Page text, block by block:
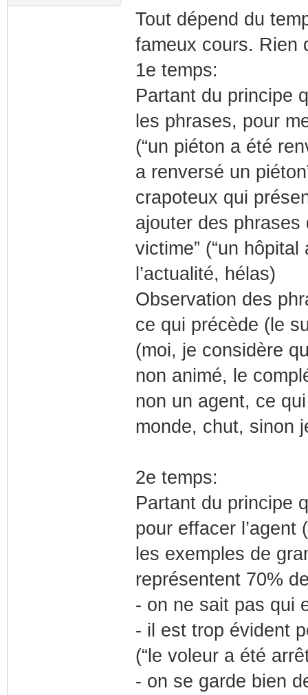
Tout dépend du
fameux cours. Rien
1e temps:
Partant du principe
les phrases, pour
(“un piéton a été
a renversé un
crapoteux qui
ajouter des phrases
victime” (“un
l’actualité, hélas)
Observation des
ce qui précède (le
(moi, je considère
non animé, le
non un agent, ce
monde, chut, sinon
2e temps:
Partant du principe
pour effacer
les exemples de
représentent 70%
- on ne sait pas qui
- il est trop évident
(“le voleur a été
- on se garde bien